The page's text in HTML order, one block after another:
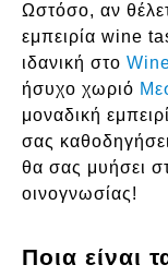
Ωστόσο, αν
εμπειρία wine
ιδανική στο
ήσυχο χωριό
μοναδική
σας
θα σας μυήσει
οινογνωσίας!
Ποια είναι